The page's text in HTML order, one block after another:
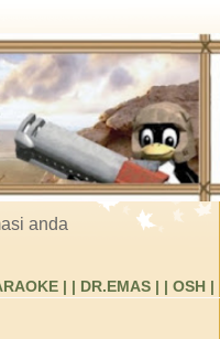
anda
| | DR.EMAS | | OSH |